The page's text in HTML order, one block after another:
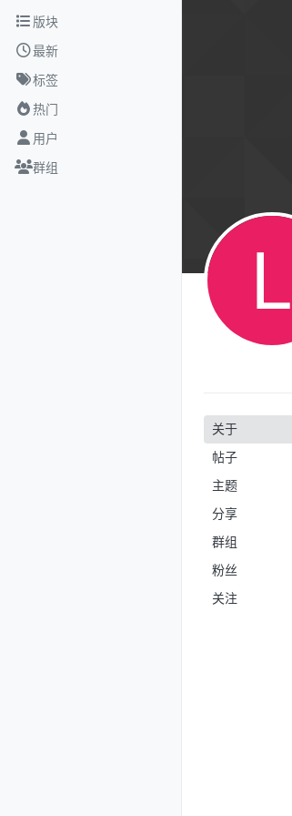
跳转至内容
版块
最新
标签
热门
用户
群组
L
关于
帖子
主题
分享
群组
粉丝
关注